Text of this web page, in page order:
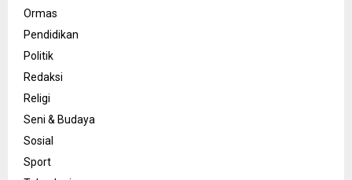
Ormas
Pendidikan
Politik
Redaksi
Religi
Seni & Budaya
Sosial
Sport